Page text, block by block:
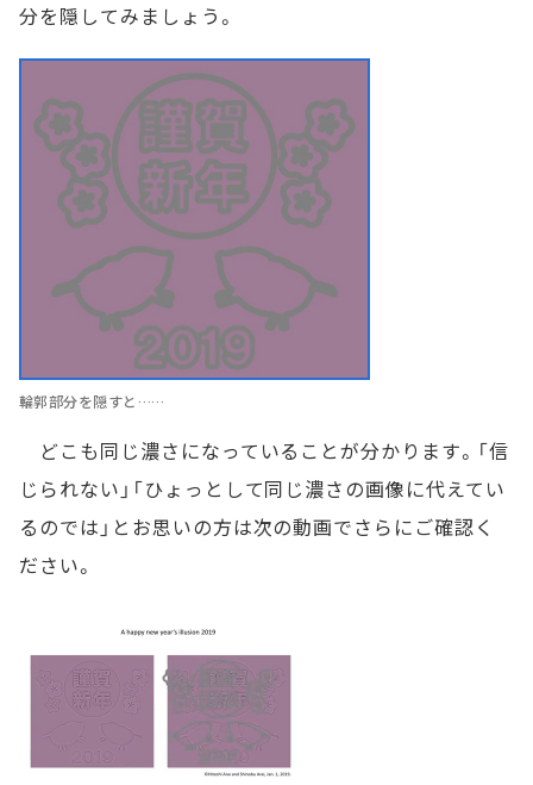
分を隠してみましょう。
輪郭部分を隠すと……
どこも同じ濃さになっていることが分かります。「信
じられない」「ひょっとして同じ濃さの画像に代えてい
るのでは」とお思いの方は次の動画でさらにご確認く
ださい。